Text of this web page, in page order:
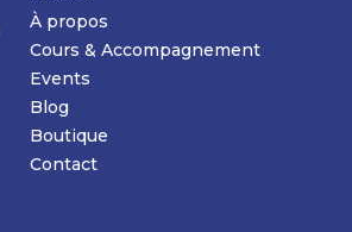
À propos
Cours & Accompagnement
Events
Blog
Boutique
Contact